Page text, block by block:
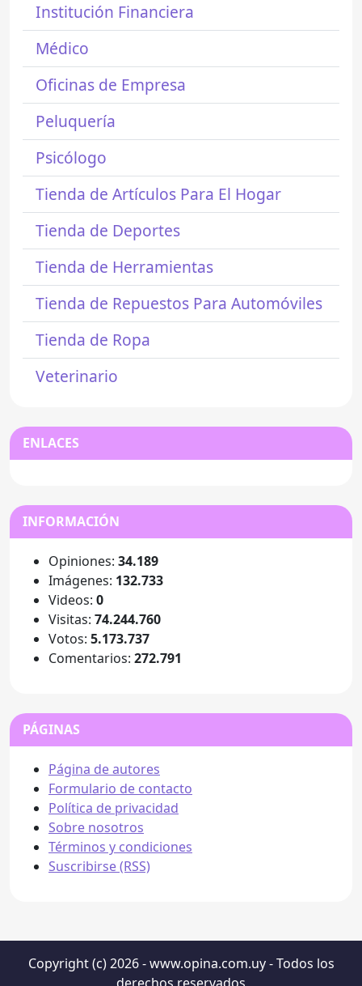
Institución Financiera
Médico
Oficinas de Empresa
Peluquería
Psicólogo
Tienda de Artículos Para El Hogar
Tienda de Deportes
Tienda de Herramientas
Tienda de Repuestos Para Automóviles
Tienda de Ropa
Veterinario
ENLACES
INFORMACIÓN
Opiniones: 34.189
Imágenes: 132.733
Videos: 0
Visitas: 74.244.760
Votos: 5.173.737
Comentarios: 272.791
PÁGINAS
Página de autores
Formulario de contacto
Política de privacidad
Sobre nosotros
Términos y condiciones
Suscribirse (RSS)
Copyright (c) 2026 - www.opina.com.uy - Todos los